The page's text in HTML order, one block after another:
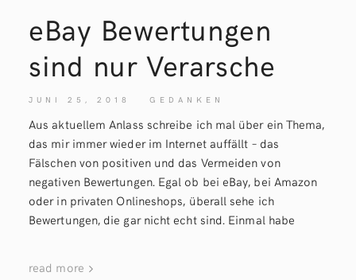
eBay Bewertungen
sind nur Verarsche
JUNI 25, 2018 GEDANKEN
Aus aktuellem Anlass schreibe ich mal über ein Thema,
das mir immer wieder im Internet auffällt – das
Fälschen von positiven und das Vermeiden von
negativen Bewertungen. Egal ob bei eBay, bei Amazon
oder in privaten Onlineshops, überall sehe ich
Bewertungen, die gar nicht echt sind. Einmal habe
read more